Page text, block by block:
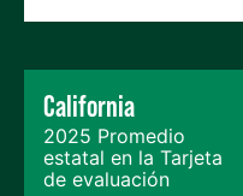
California
2025 Promedio
estatal en la Tarjeta
de evaluación